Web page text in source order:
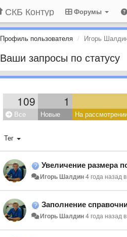
СКБ Контур Форумы
Профиль пользователя Игорь
Ваши запросы по статусу
109 1
Все Новые На
Тег
Увеличение размера
Игорь Шалдин4 года назад
Заполнение
Игорь Шалдин4 года назад